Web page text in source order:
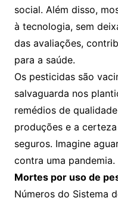
social. Além disso,
à tecnologia, sem
das avaliações,
para a saúde.
Os pesticidas são
salvaguarda nos
remédios de
produções e a
seguros. Imagine
contra uma pandemia.
Mortes por uso de
Números do Sistema